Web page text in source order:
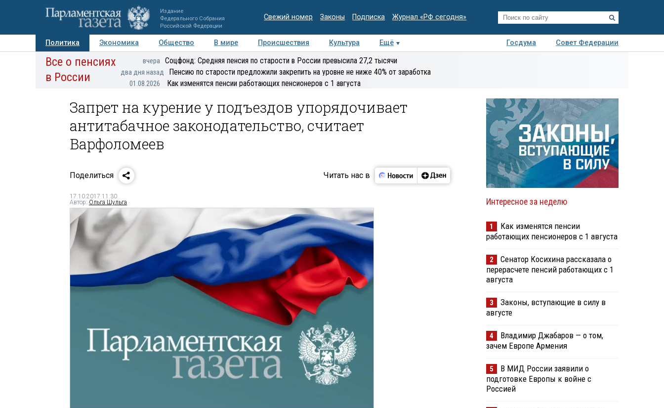
Издание
Федерального Собрания
Российской Федерации
Свежий номер Законы Подписка Журнал «РФ сегодня»
Политика Экономика Общество В мире Происшествия Культура Ещё Госдума
Совет Федерации
Авторы Персоны Мнения Регионы Медиацентр Интервью Колумнисты
экспертиза
Все о пенсиях
в России
вчера Соцфонд: Средняя пенсия по старости в России превысила 27,2 тысячи
два дня назад Пенсию по старости предложили закрепить на уровне не ниже 40% от заработка
01.08.2026 Как изменятся пенсии работающих пенсионеров с 1 августа
Запрет на курение у подъездов упорядочивает
антитабачное законодательство, считает
Варфоломеев
Поделиться Читать нас в
17.10.2017 11:30
Автор: Ольга Шульга Интересное за неделю
1
Как изменятся пенсии
работающих пенсионеров с 1 августа
2
Сенатор Косихина рассказала о
перерасчете пенсий работающих с 1
августа
3
Законы, вступающие в силу в
августе
4
Владимир Джабаров — о том,
зачем Европе Армения
5
В МИД России заявили о
подготовке Европы к войне с
Россией